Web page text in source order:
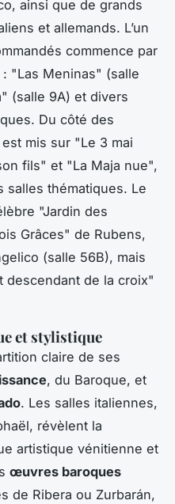
ainsi que de grands
et allemands. L’un
commence par
: "Las Meninas" (salle
(salle 9A) et divers
Du côté des
est mis sur "Le 3 mai
fils" et "La Maja nue",
salles thématiques. Le
"Jardin des
Grâces" de Rubens,
(salle 56B), mais
descendant de la croix"
et stylistique
claire de ses
, du Baroque, et
. Les salles italiennes,
révèlent la
artistique vénitienne et
œuvres baroques
de Ribera ou Zurbarán,